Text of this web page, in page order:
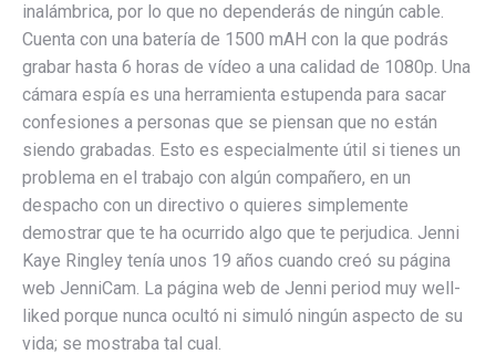
inalámbrica, por lo que no dependerás de ningún cable.
Cuenta con una batería de 1500 mAH con la que podrás
grabar hasta 6 horas de vídeo a una calidad de 1080p. Una
cámara espía es una herramienta estupenda para sacar
confesiones a personas que se piensan que no están
siendo grabadas. Esto es especialmente útil si tienes un
problema en el trabajo con algún compañero, en un
despacho con un directivo o quieres simplemente
demostrar que te ha ocurrido algo que te perjudica. Jenni
Kaye Ringley tenía unos 19 años cuando creó su página
web JenniCam. La página web de Jenni period muy well-
liked porque nunca ocultó ni simuló ningún aspecto de su
vida; se mostraba tal cual.